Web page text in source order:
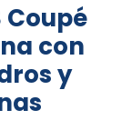
Coupé
con
y